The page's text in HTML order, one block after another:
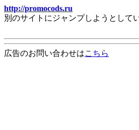
http://promocods.ru
別のサイトにジャンプしようとして
広告のお問い合わせはこちら